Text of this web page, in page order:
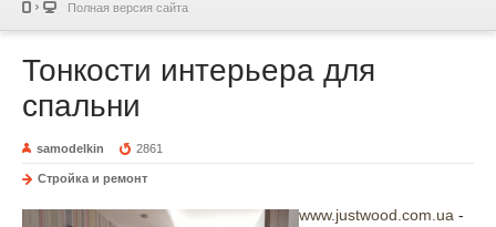
Полная версия сайта
Тонкости интерьера для
спальни
samodelkin 2861
Стройка и ремонт
www.justwood.com.ua -